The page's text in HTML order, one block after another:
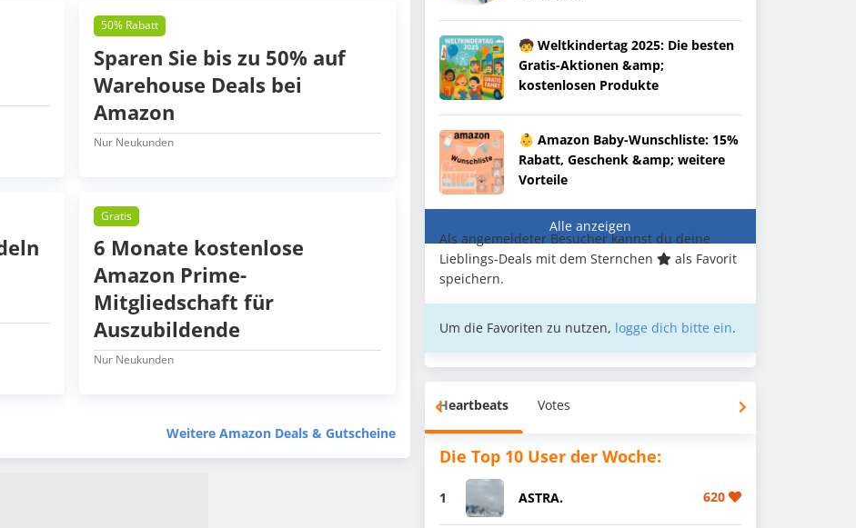
50% Rabatt
Sparen Sie bis zu 50% auf
Warehouse Deals bei
Amazon
Nur Neukunden
Gratis
6 Monate kostenlose
Amazon Prime-
Mitgliedschaft für
Auszubildende
Nur Neukunden
Weitere Amazon Deals & Gutscheine
🧒 Weltkindertag 2025: Die besten
Gratis-Aktionen &amp;
kostenlosen Produkte
👶 Amazon Baby-Wunschliste: 15%
Rabatt, Geschenk &amp; weitere
Vorteile
Alle anzeigen
Als angemeldeter Besucher kannst du deine
Lieblings-Deals mit dem Sternchen
als Favorit
speichern.
Um die Favoriten zu nutzen, logge dich bitte ein.
Heartbeats Votes
Die Top 10 User der Woche:
1 ASTRA. 620